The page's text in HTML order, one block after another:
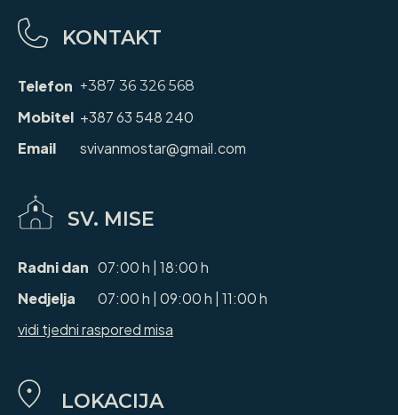
KONTAKT
Telefon +387 36 326 568
Mobitel +387 63 548 240
Email
svivanmostar@gmail.com
SV. MISE
Radni dan 07:00 h | 18:00 h
Nedjelja
07:00 h | 09:00 h | 11:00 h
vidi tjedni raspored misa
LOKACIJA